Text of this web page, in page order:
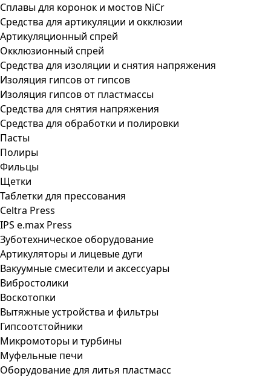
Сплавы для коронок и мостов NiCr
Средства для артикуляции и окклюзии
Артикуляционный спрей
Окклюзионный спрей
Средства для изоляции и снятия напряжения
Изоляция гипсов от гипсов
Изоляция гипсов от пластмассы
Средства для снятия напряжения
Средства для обработки и полировки
Пасты
Полиры
Фильцы
Щетки
Таблетки для прессования
Celtra Press
IPS e.max Press
Зуботехническое оборудование
Артикуляторы и лицевые дуги
Вакуумные смесители и аксессуары
Вибростолики
Воскотопки
Вытяжные устройства и фильтры
Гипсоотстойники
Микромоторы и турбины
Муфельные печи
Оборудование для литья пластмасс